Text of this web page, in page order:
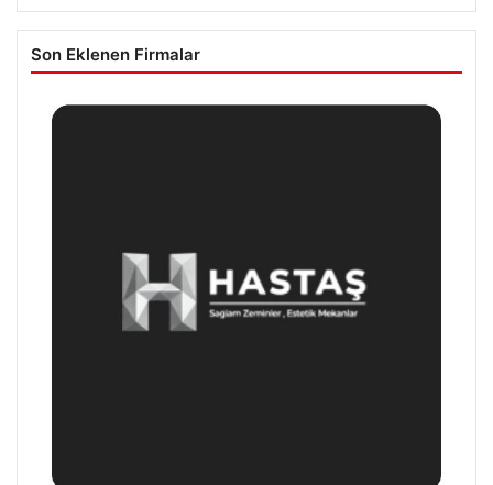
Son Eklenen Firmalar